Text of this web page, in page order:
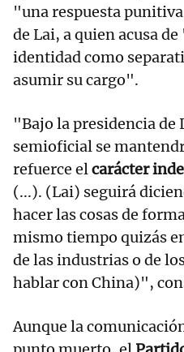
"una respuesta
de Lai, a quien acusa
identidad como
asumir su cargo".
"Bajo la presidencia de
semioficial se
refuerce elcarácter
(...). (Lai) seguirá
hacer las cosas de
mismo tiempo quizás
de las industrias o de
hablar con China)",
Aunque la